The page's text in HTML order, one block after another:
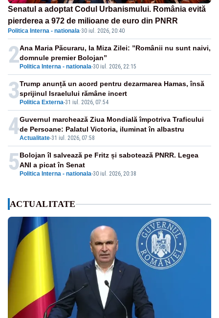
Senatul a adoptat Codul Urbanismului. România evită
pierderea a 972 de milioane de euro din PNRR
Politica Interna - nationala·30 iul. 2026, 20:40
2 Politica Interna - nationala-30 iul. 2026, 22:15
Ana Maria Păcuraru, la Miza Zilei: ”Românii nu sunt naivi,
domnule premier Bolojan”
3 Politica Externa-31 iul. 2026, 07:54
Trump anunță un acord pentru dezarmarea Hamas, însă
sprijinul Israelului rămâne incert
4Actualitate-31 iul. 2026, 07:58
Guvernul marchează Ziua Mondială împotriva Traficului
de Persoane: Palatul Victoria, iluminat în albastru
5 Politica Interna - nationala-30 iul. 2026, 20:38
Bolojan îl salvează pe Fritz și sabotează PNRR. Legea
ANI a picat în Senat
ACTUALITATE